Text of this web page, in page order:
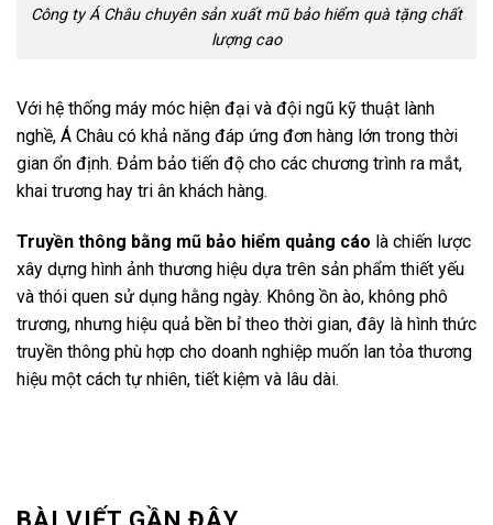
Công ty Á Châu chuyên sản xuất mũ bảo hiểm quà tặng chất
lượng cao
Với hệ thống máy móc hiện đại và đội ngũ kỹ thuật lành
nghề, Á Châu có khả năng đáp ứng đơn hàng lớn trong thời
gian ổn định. Đảm bảo tiến độ cho các chương trình ra mắt,
khai trương hay tri ân khách hàng.
Truyền thông bằng mũ bảo hiểm quảng cáo là chiến lược
xây dựng hình ảnh thương hiệu dựa trên sản phẩm thiết yếu
và thói quen sử dụng hằng ngày. Không ồn ào, không phô
trương, nhưng hiệu quả bền bỉ theo thời gian, đây là hình thức
truyền thông phù hợp cho doanh nghiệp muốn lan tỏa thương
hiệu một cách tự nhiên, tiết kiệm và lâu dài.